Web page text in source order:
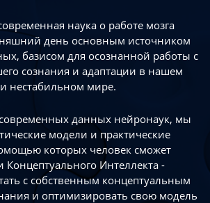
наука о работе мозга
день основным источником
базисом для осознанной работы с
сознания и адаптации в нашем
и нестабильном мире.
данных нейронаук, мы
модели и практические
которых человек сможет
Концептуального Интеллекта -
с собственным концептуальным
и оптимизировать свою модель